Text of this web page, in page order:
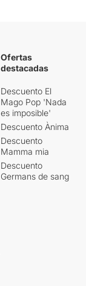
Ofertas
destacadas
Descuento El
Mago Pop 'Nada
es imposible'
Descuento Ànima
Descuento
Mamma mia
Descuento
Germans de sang